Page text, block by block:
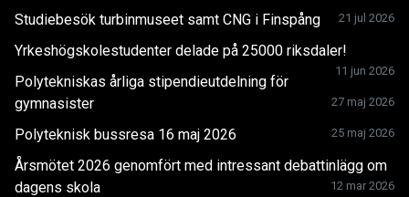
Studiebesök turbinmuseet samt CNG i Finspång 21 jul 2026
Yrkeshögskolestudenter delade på 25000 riksdaler!
11 jun 2026
Polytekniskas årliga stipendieutdelning för
gymnasister
27 maj 2026
Polyteknisk bussresa 16 maj 2026 25 maj 2026
Årsmötet 2026 genomfört med intressant debattinlägg om
dagens skola
12 mar 2026